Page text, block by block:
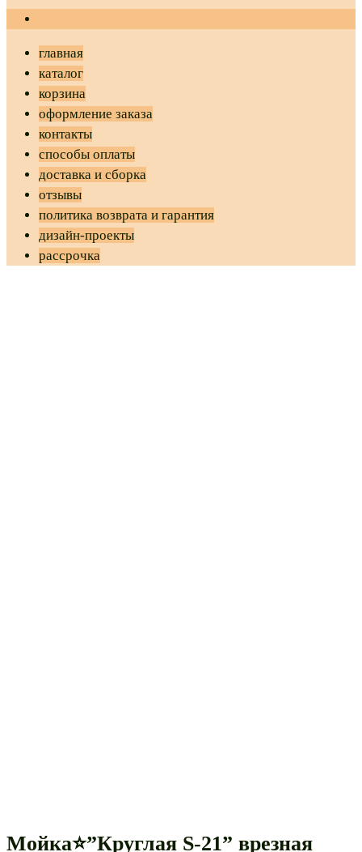
главная
каталог
корзина
оформление заказа
контакты
способы оплаты
доставка и сборка
отзывы
политика возврата и гарантия
дизайн-проекты
рассрочка
Мойка⭐”Круглая S-21” врезная